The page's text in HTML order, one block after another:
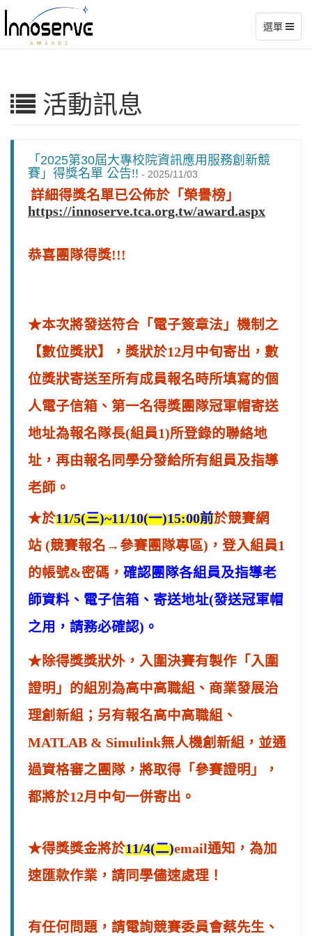
選單
活動訊息
「2025第30屆大專校院資訊應用服務創新競
賽」得獎名單 公告!! - 2025/11/03
詳細得獎名單已公佈於「榮譽榜」
https://innoserve.tca.org.tw/award.aspx
恭喜團隊得獎!!!
★本次將發送符合「電子簽章法」機制之
【數位獎狀】，獎狀於12月中旬寄出，數
位獎狀寄送至所有成員報名時所填寫的個
人電子信箱、第一名得獎團隊冠軍帽寄送
地址為報名隊長(組員1)所登錄的聯絡地
址，再由報名同學分發給所有組員及指導
老師。
★於11/5(三)~11/10(一)15:00前於競賽網
站 (競賽報名→參賽團隊專區)，登入組員1
的帳號&密碼， 確認團隊各組員及指導老
師資料、電子信箱、寄送地址(發送冠軍帽
之用，請務必確認)。
★除得獎獎狀外，入圍決賽有製作「入圍
證明」的組別為高中高職組、商業發展治
理創新組；另有報名高中高職組、
MATLAB & Simulink無人機創新組，並通
過資格審之團隊，將取得「參賽證明」，
都將於12月中旬一併寄出。
★得獎獎金將於11/4(二)email通知，為加
速匯款作業，請同學儘速處理！
有任何問題，請電詢競賽委員會蔡先生、